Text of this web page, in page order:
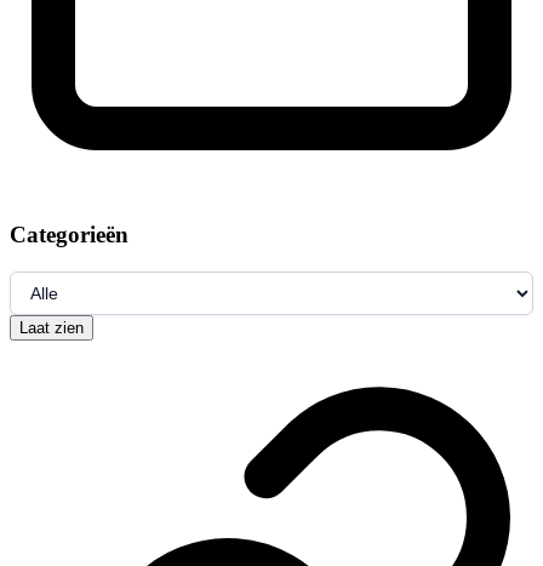
Categorieën
Laat zien